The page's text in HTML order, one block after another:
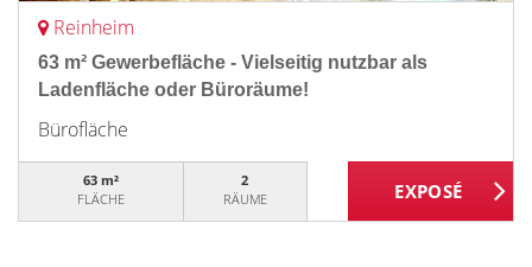
Reinheim
63 m² Gewerbefläche - Vielseitig nutzbar als
Ladenfläche oder Büroräume!
Bürofläche
63 m²
FLÄCHE
2
RÄUME